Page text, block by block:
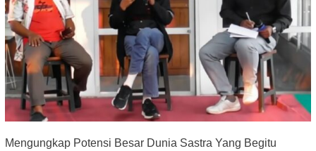
Mengungkap Potensi Besar Dunia Sastra Yang Begitu